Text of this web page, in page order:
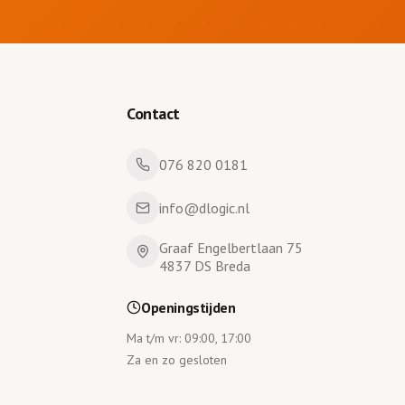
Contact
076 820 0181
info@dlogic.nl
Graaf Engelbertlaan 75
4837 DS Breda
Openingstijden
Ma t/m vr: 09:00, 17:00
Za en zo gesloten